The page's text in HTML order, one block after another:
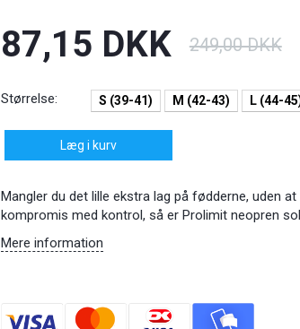
87,15 DKK 249,00 DKK
Størrelse: S (39-41) M (42-43) L (44-
Læg i kurv
Mangler du det lille ekstra lag på fødderne, uden at
kompromis med kontrol, så er Prolimit neopren
Mere information